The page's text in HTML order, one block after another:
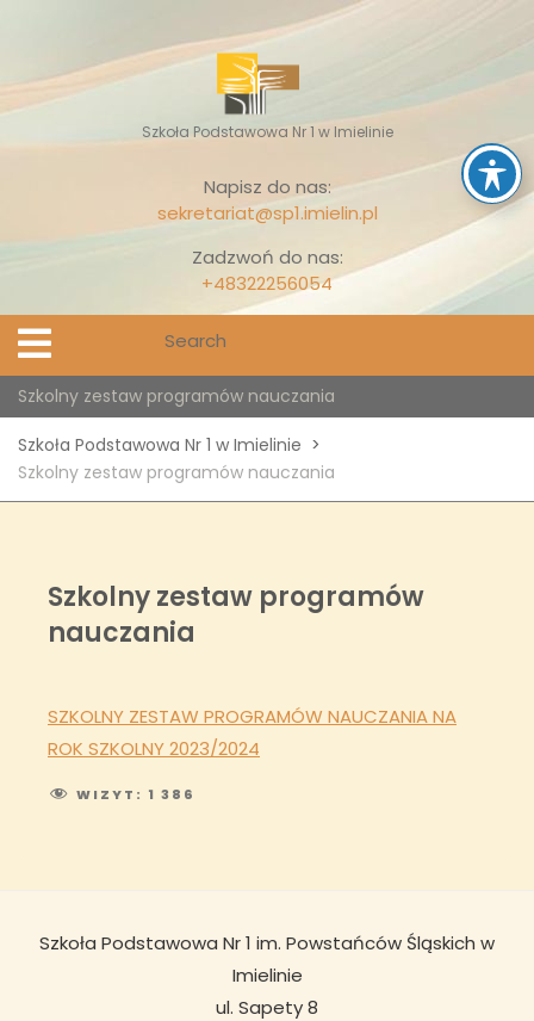
content
Szkoła Podstawowa Nr 1 w Imielinie
Napisz do nas:
sekretariat@sp1.imielin.pl
Zadzwoń do nas:
+48322256054
Open
Menu
Szkolny zestaw programów nauczania
Szkoła Podstawowa Nr 1 w Imielinie >
Szkolny zestaw programów nauczania
Szkolny zestaw programów
nauczania
SZKOLNY ZESTAW PROGRAMÓW NAUCZANIA NA
ROK SZKOLNY 2023/2024
WIZYT: 1 386
Szkoła Podstawowa Nr 1 im. Powstańców Śląskich w
Imielinie
ul. Sapety 8